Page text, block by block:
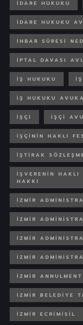
IDARE HUKUKU
IDARE HUKUKU
IHBAR SÜRESI
IPTAL DAVASI
IŞ HUKUKU
IŞ HUKUKU
IŞÇI IŞÇI
IŞÇININ HAKLI
İŞTIRAK
İŞVERENIN HAKLI
HAKKI
İZMIR
İZMIR
İZMIR
İZMIR
İZMIR
IZMIR BELEDIYE
İZMIR ECRIMISIL